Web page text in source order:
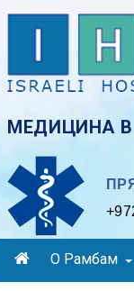
content
МЕДИЦИНА В
О Рамбам